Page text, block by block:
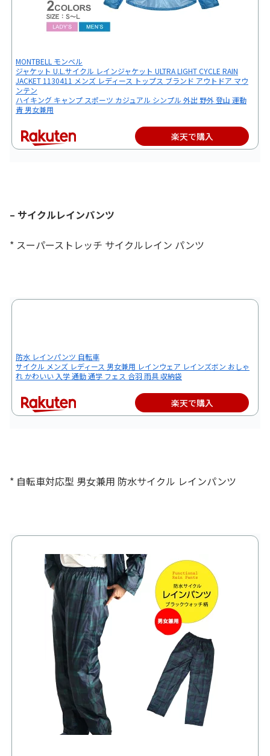
MONTBELL モンベル
ジャケット U.L.サイクル レインジャケット ULTRA LIGHT CYCLE RAIN
JACKET 1130411 メンズ レディース トップス ブランド アウトドア マウ
ンテン
ハイキング キャンプ スポーツ カジュアル シンプル 外出 野外 登山 運動
青 男女兼用
楽天で購入
– サイクルレインパンツ
* スーパーストレッチ サイクルレイン パンツ
防水 レインパンツ 自転車
サイクル メンズ レディース 男女兼用 レインウェア レインズボン おしゃ
れ かわいい 入学 通勤 通学 フェス 合羽 雨具 収納袋
楽天で購入
* 自転車対応型 男女兼用 防水サイクル レインパンツ